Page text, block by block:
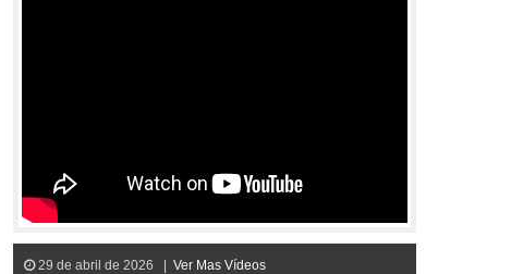
29 de abril de 2026 | Ver Mas Vídeos